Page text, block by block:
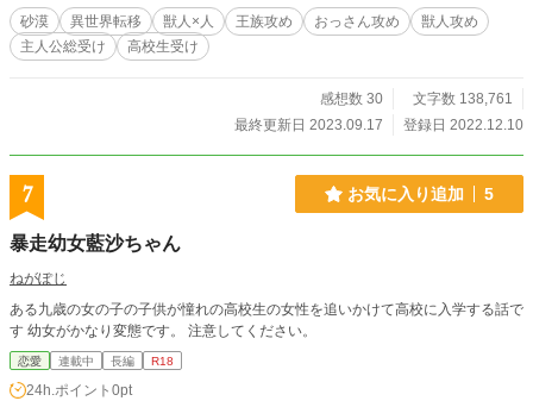
砂漠 異世界転移 獣人×人 王族攻め おっさん攻め
獣人攻め
主人公総受け
高校生受け
感想数 30
文字数 138,761
最終更新日 2023.09.17
登録日 2022.12.10
7 お気に入り追加 5
暴走幼女藍沙ちゃん
ねがぽじ
ある九歳の女の子の子供が憧れの高校生の女性を追いかけて高校に入学する話で
す 幼女がかなり変態です。 注意してください。
恋愛 連載中 長編 R18
24h.ポイント 0pt